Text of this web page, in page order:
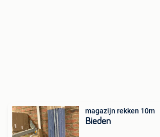
magazijn rekken 10m
Bieden